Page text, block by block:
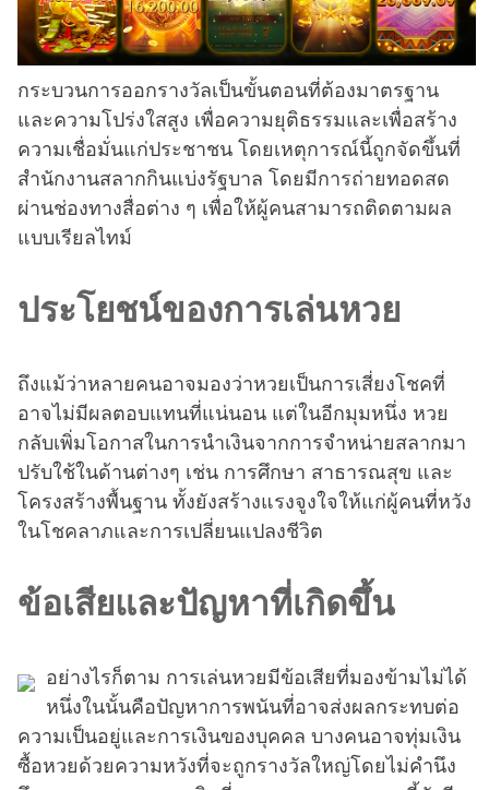
กระบวนการออกรางวัลเป็นขั้นตอนที่ต้องมาตรฐาน
และความโปร่งใสสูง เพื่อความยุติธรรมและเพื่อสร้าง
ความเชื่อมั่นแก่ประชาชน โดยเหตุการณ์นี้ถูกจัดขึ้นที่
สำนักงานสลากกินแบ่งรัฐบาล โดยมีการถ่ายทอดสด
ผ่านช่องทางสื่อต่าง ๆ เพื่อให้ผู้คนสามารถติดตามผล
แบบเรียลไทม์
ประโยชน์ของการเล่นหวย
ถึงแม้ว่าหลายคนอาจมองว่าหวยเป็นการเสี่ยงโชคที่
อาจไม่มีผลตอบแทนที่แน่นอน แต่ในอีกมุมหนึ่ง หวย
กลับเพิ่มโอกาสในการนำเงินจากการจำหน่ายสลากมา
ปรับใช้ในด้านต่างๆ เช่น การศึกษา สาธารณสุข และ
โครงสร้างพื้นฐาน ทั้งยังสร้างแรงจูงใจให้แก่ผู้คนที่หวัง
ในโชคลาภและการเปลี่ยนแปลงชีวิต
ข้อเสียและปัญหาที่เกิดขึ้น
อย่างไรก็ตาม การเล่นหวยมีข้อเสียที่มองข้ามไม่ได้
หนึ่งในนั้นคือปัญหาการพนันที่อาจส่งผลกระทบต่อ
ความเป็นอยู่และการเงินของบุคคล บางคนอาจทุ่มเงิน
ซื้อหวยด้วยความหวังที่จะถูกรางวัลใหญ่โดยไม่คำนึง